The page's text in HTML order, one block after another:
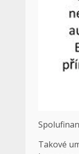
Takové